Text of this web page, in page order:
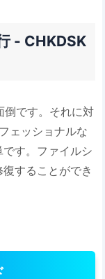
- CHKDSK
倒です。それに対
ェッショナルな
す。ファイルシ
することができ